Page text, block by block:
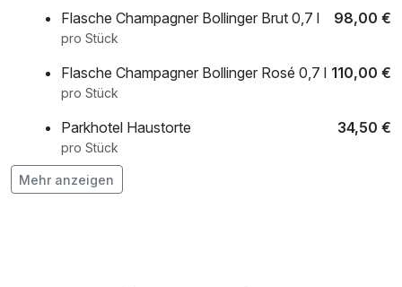
Massageanwendungen, die Körper und Geist nachhaltig
regenerieren.
Die Kombination aus exklusivem Hotelkomfort und der
vielfältigen Thermen- und Saunalandschaft macht Ihren
Aufenthalt zu einem rundum erholsamen Erlebnis – ideal für
eine kleine Flucht aus dem Alltag.
Lassen Sie sich verwöhnen, tanken Sie neue Kraft und
Flasche Champagner Bollinger Brut 0,7 l
98,00 €
pro Stück
Flasche Champagner Bollinger Rosé 0,7 l 110,00 €
pro Stück
Parkhotel Haustorte 34,50 €
pro Stück
Pralinenauswahl
Mehr anzeigen